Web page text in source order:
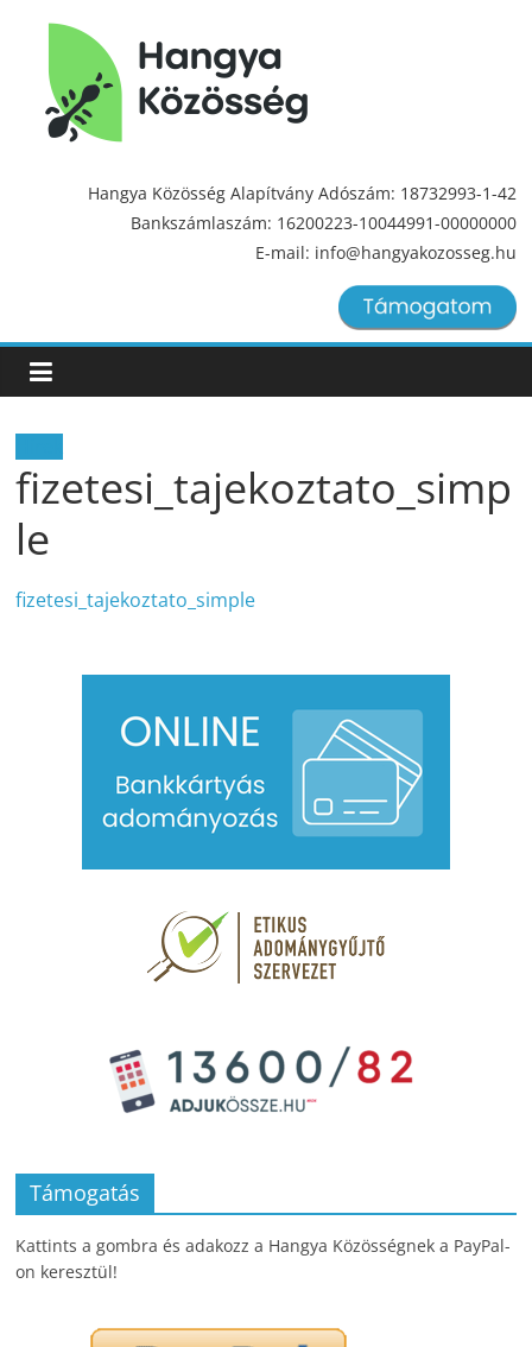
Hangya
Közösség
Hangya Közösség Alapítvány Adószám: 18732993-1-42
Bankszámlaszám: 16200223-10044991-00000000
E-mail: info@hangyakozosseg.hu
fizetesi_tajekoztato_simp
le
fizetesi_tajekoztato_simple
Támogatás
Kattints a gombra és adakozz a Hangya Közösségnek a PayPal-
on keresztül!